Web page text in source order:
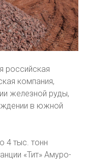
российская
компания,
железной руды,
в южной
4 тыс. тонн
«Тит» Амуро-